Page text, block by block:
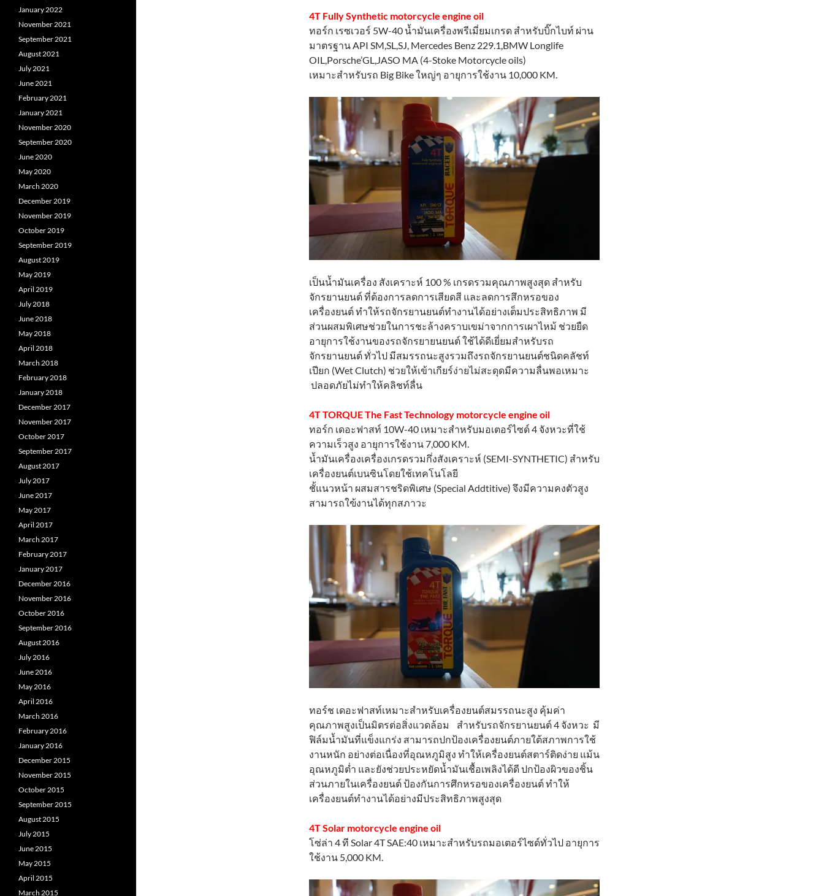
4T Fully Synthetic motorcycle engine oil
ทอร์ก เรซเวอร์ 5W-40 น้ำมันเครื่องพรีเมี่ยมเกรด สำหรับบิ๊กไบท์ ผ่าน
มาตรฐาน API SM,SL,SJ, Mercedes Benz 229.1,BMW Longlife
OIL,Porsche’GL,JASO MA (4-Stoke Motorcycle oils)
เหมาะสำหรับรถ Big Bike ใหญ่ๆ อายุการใช้งาน 10,000 KM.
เป็นน้ำมันเครื่อง สังเคราะห์ 100 % เกรดรวมคุณภาพสูงสุด สำหรับ
จักรยานยนต์ ที่ต้องการลดการเสียดสี และลดการสึกหรอของ
เครื่องยนต์ ทำให้รถจักรยานยนต์ทำงานได้อย่างเต็มประสิทธิภาพ มี
ส่วนผสมพิเศษช่วยในการชะล้างคราบเขม่าจากการเผาไหม้ ช่วยยืด
อายุการใช้งานของรถจักรยายนยนต์ ใช้ได้ดีเยี่ยมสำหรับรถ
จักรยานยนต์ ทั่วไป มีสมรรถนะสูงรวมถึงรถจักรยานยนต์ชนิดคลัชท์
เปียก (Wet Clutch) ช่วยให้เข้าเกียร์ง่ายไม่สะดุดมีความลื่นพอเหมาะ
ปลอดภัยไม่ทำให้คลิชท์ลื่น
4T TORQUE The Fast Technology motorcycle engine oil
ทอร์ก เดอะฟาสท์ 10W-40 เหมาะสำหรับมอเตอร์ไซด์ 4 จังหวะที่ใช้
ความเร็วสูง อายุการใช้งาน 7,000 KM.
น้ำมันเครื่องเครื่องเกรดรวมกึ่งสังเคราะห์ (SEMI-SYNTHETIC) สำหรับ
เครื่องยนต์เบนซินโดยใช้เทคโนโลยี
ชั้แนวหน้า ผสมสารชริดพิเศษ (Special Addtitive) จึงมีความคงตัวสูง
สามารถใฃ้งานได้ทุกสภาวะ
ทอร์ช เดอะฟาสท์เหมาะสำหรับเครื่องยนต์สมรรถนะสูง คุ้มค่า
คุณภาพสูงเป็นมิตรต่อสิ่งแวดล้อม สำหรับรถจักรยานยนต์ 4 จังหวะ มี
ฟิล์มน้ำมันที่แข็งแกร่ง สามารถปกป้องเครื่องยนต์ภายใต้สภาพการใช้
งานหนัก อย่างต่อเนื่องที่อุณหภูมิสูง ทำให้เครื่องยนต์สตาร์ติดง่าย แม้น
อุณหภูมิต่ำ และยังช่วยประหยัดน้ำมันเชื้อเพลิงได้ดี ปกป้องผิวของชิ้น
ส่วนภายในเครื่องยนต์ ป้องกันการศึกหรอของเครื่องยนต์ ทำให้
เครื่องยนต์ทำงานได้อย่างมีประสิทธิภาพสูงสุด
4T Solar motorcycle engine oil
โซ่ล่า 4 ที Solar 4T SAE:40 เหมาะสำหรับรถมอเตอร์ไซด์ทั่วไป อายุการ
ใช้งาน 5,000 KM.
January 2022
November 2021
September 2021
August 2021
July 2021
June 2021
February 2021
January 2021
November 2020
September 2020
June 2020
May 2020
March 2020
December 2019
November 2019
October 2019
September 2019
August 2019
May 2019
April 2019
July 2018
June 2018
May 2018
April 2018
March 2018
February 2018
January 2018
December 2017
November 2017
October 2017
September 2017
August 2017
July 2017
June 2017
May 2017
April 2017
March 2017
February 2017
January 2017
December 2016
November 2016
October 2016
September 2016
August 2016
July 2016
June 2016
May 2016
April 2016
March 2016
February 2016
January 2016
December 2015
November 2015
October 2015
September 2015
August 2015
July 2015
June 2015
May 2015
April 2015
March 2015